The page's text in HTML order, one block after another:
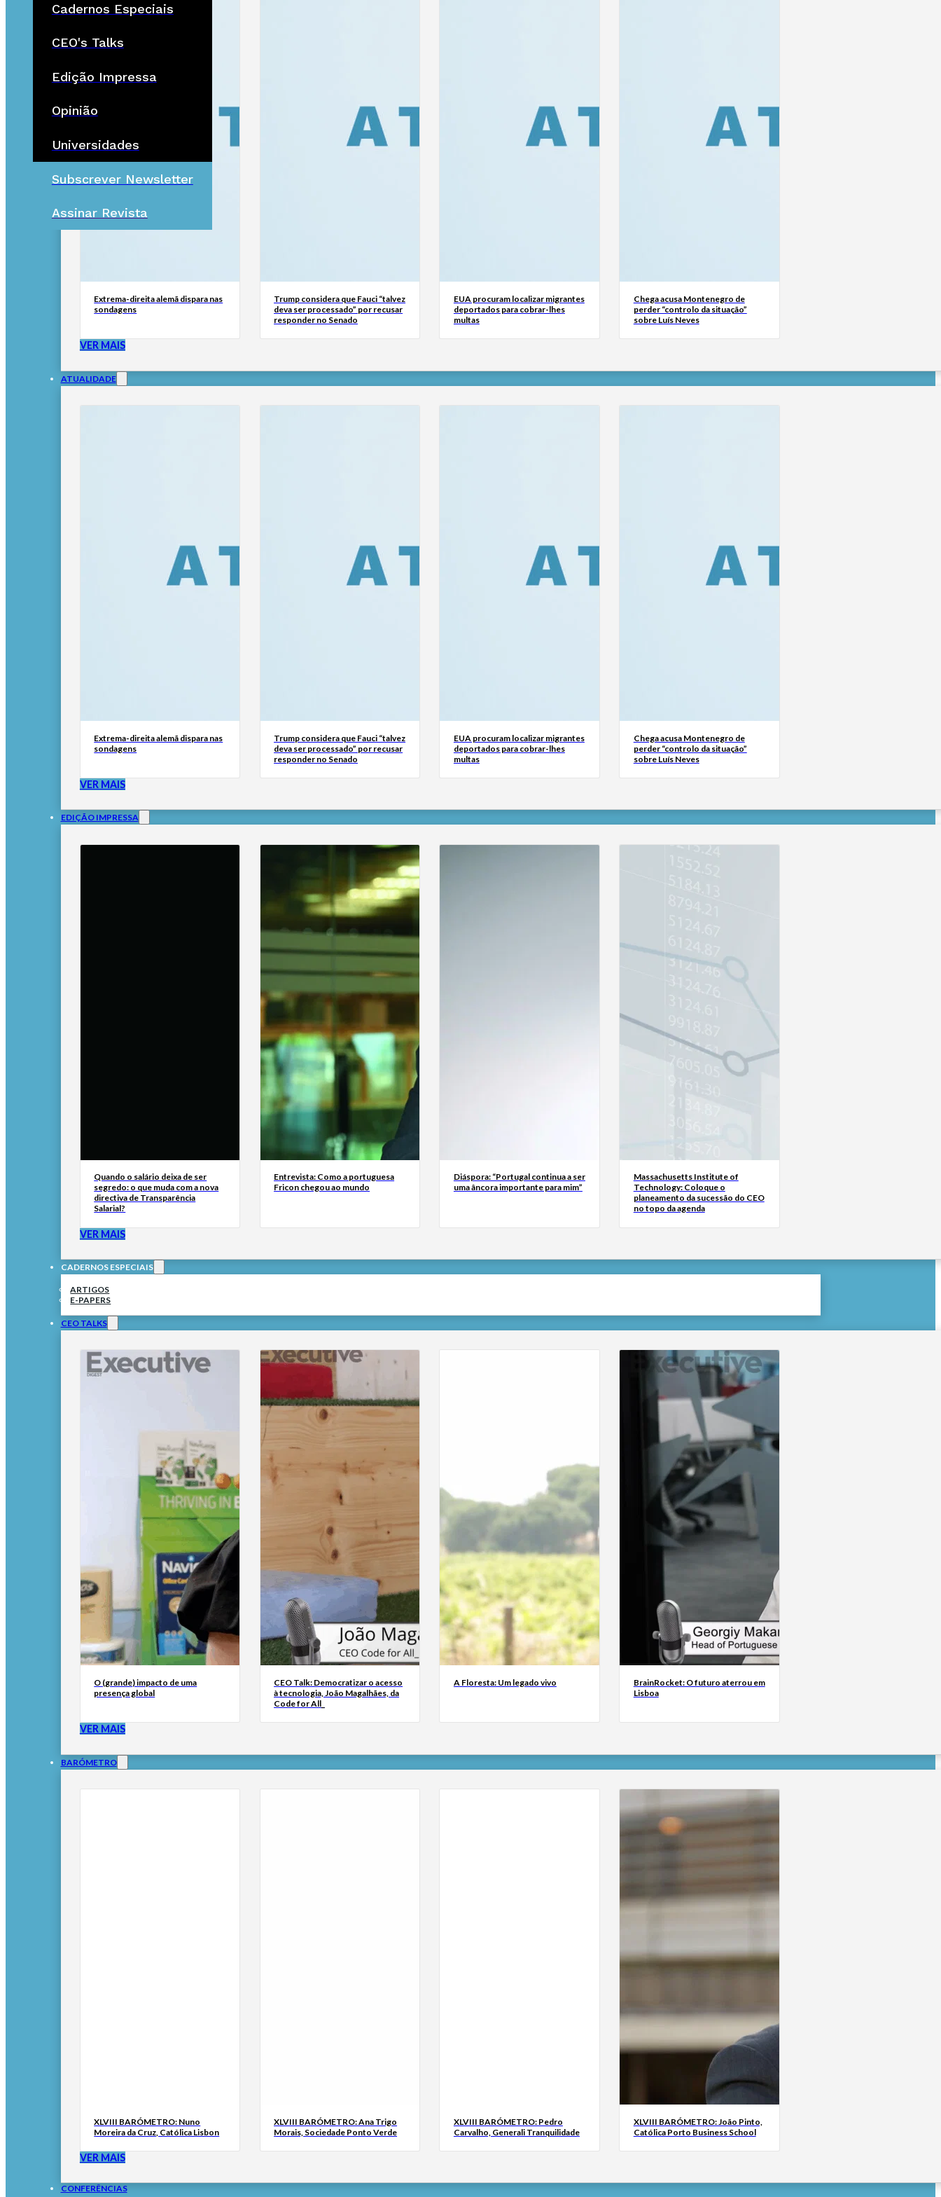
Cadernos Especiais
CEO's Talks
Edição Impressa
Opinião
Universidades
Subscrever Newsletter
Assinar Revista
Extrema-direita alemã dispara nas
sondagens
Trump considera que Fauci “talvez
deva ser processado” por recusar
responder no Senado
EUA procuram localizar migrantes
deportados para cobrar-lhes
multas
Chega acusa Montenegro de
perder “controlo da situação”
sobre Luís Neves
VER MAIS
ATUALIDADE
Extrema-direita alemã dispara nas
sondagens
Trump considera que Fauci “talvez
deva ser processado” por recusar
responder no Senado
EUA procuram localizar migrantes
deportados para cobrar-lhes
multas
Chega acusa Montenegro de
perder “controlo da situação”
sobre Luís Neves
VER MAIS
EDIÇÃO IMPRESSA
Quando o salário deixa de ser
segredo: o que muda com a nova
directiva de Transparência
Salarial?
Entrevista: Como a portuguesa
Fricon chegou ao mundo
Diáspora: “Portugal continua a ser
uma âncora importante para mim”
Massachusetts Institute of
Technology: Coloque o
planeamento da sucessão do CEO
no topo da agenda
VER MAIS
CADERNOS ESPECIAIS
ARTIGOS
E-PAPERS
CEO TALKS
O (grande) impacto de uma
presença global
CEO Talk: Democratizar o acesso
à tecnologia, João Magalhães, da
Code for All_
A Floresta: Um legado vivo
BrainRocket: O futuro aterrou em
Lisboa
VER MAIS
BARÓMETRO
XLVIII BARÓMETRO: Nuno
Moreira da Cruz, Católica Lisbon
XLVIII BARÓMETRO: Ana Trigo
Morais, Sociedade Ponto Verde
XLVIII BARÓMETRO: Pedro
Carvalho, Generali Tranquilidade
XLVIII BARÓMETRO: João Pinto,
Católica Porto Business School
VER MAIS
CONFERÊNCIAS